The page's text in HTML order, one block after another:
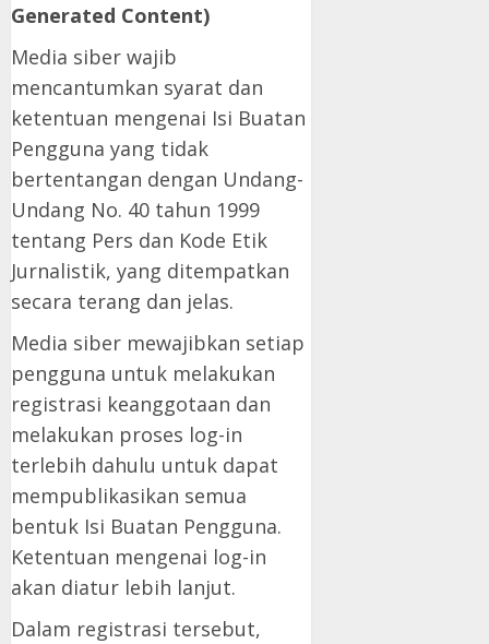
Generated Content)
Media siber wajib
mencantumkan syarat dan
ketentuan mengenai Isi Buatan
Pengguna yang tidak
bertentangan dengan Undang-
Undang No. 40 tahun 1999
tentang Pers dan Kode Etik
Jurnalistik, yang ditempatkan
secara terang dan jelas.
Media siber mewajibkan setiap
pengguna untuk melakukan
registrasi keanggotaan dan
melakukan proses log-in
terlebih dahulu untuk dapat
mempublikasikan semua
bentuk Isi Buatan Pengguna.
Ketentuan mengenai log-in
akan diatur lebih lanjut.
Dalam registrasi tersebut,